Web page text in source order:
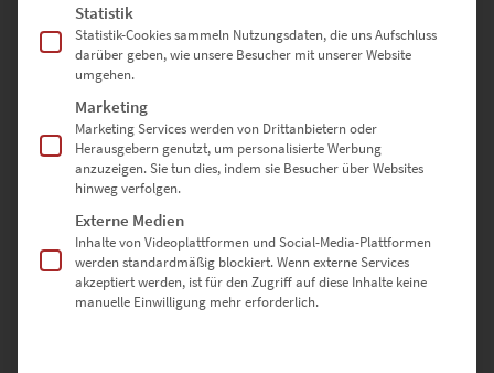
Es gibt noch keine Bewertungen.
SCHREIBE DIE ERSTE BEWERTUNG FÜR „EZ01024
HILDRIZHAUSEN KLEINER PLANET“
Erforderliche Felder sind mit
DEINE BEWERTUNG*
Statistik
Statistik-Cookies sammeln Nutzungsdaten, die uns Aufschluss
darüber geben, wie unsere Besucher mit unserer Website
umgehen.
Marketing
Marketing Services werden von Drittanbietern oder
Herausgebern genutzt, um personalisierte Werbung
anzuzeigen. Sie tun dies, indem sie Besucher über Websites
hinweg verfolgen.
Externe Medien
Inhalte von Videoplattformen und Social-Media-Plattformen
werden standardmäßig blockiert. Wenn externe Services
akzeptiert werden, ist für den Zugriff auf diese Inhalte keine
manuelle Einwilligung mehr erforderlich.